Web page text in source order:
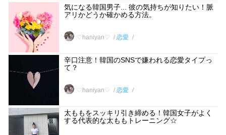
気になる韓国男子... 彼の気持ちが知りたい！脈
アリかどうか確かめる方法。
♡haniyan♡ 恋愛
辛口注意！韓国のSNSで嫌われる恋愛タイプっ
て？
♡haniyan♡ 恋愛
太ももをスッキリ引き締める！韓国女子がよく
する代表的な太ももトレーニング☆